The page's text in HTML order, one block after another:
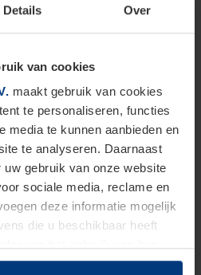
Details Over
van cookies
maakt gebruik van cookies
te personaliseren, functies
media te kunnen aanbieden en
te analyseren. Daarnaast
gebruik van onze website
sociale media, reclame en
deze informatie mogelijk
die u beschikbaar heeft